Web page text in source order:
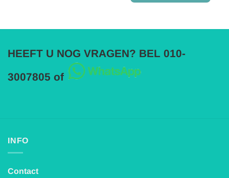
HEEFT U NOG VRAGEN? BEL 010-
3007805 of
INFO
Contact